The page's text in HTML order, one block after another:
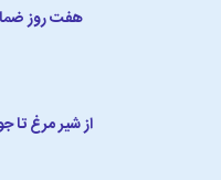
هفت روز
از شیر مرغ تا